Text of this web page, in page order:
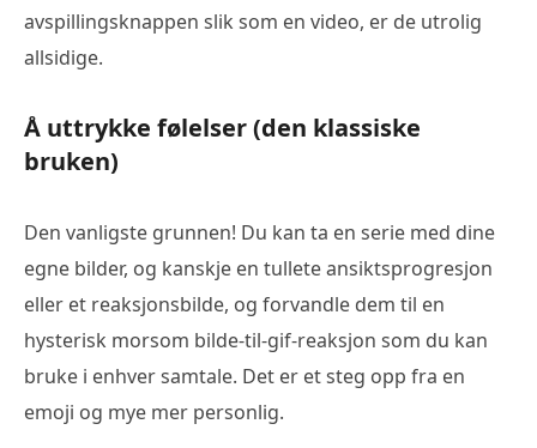
avspillingsknappen slik som en video, er de utrolig
allsidige.
Å uttrykke følelser (den klassiske
bruken)
Den vanligste grunnen! Du kan ta en serie med dine
egne bilder, og kanskje en tullete ansiktsprogresjon
eller et reaksjonsbilde, og forvandle dem til en
hysterisk morsom bilde-til-gif-reaksjon som du kan
bruke i enhver samtale. Det er et steg opp fra en
emoji og mye mer personlig.